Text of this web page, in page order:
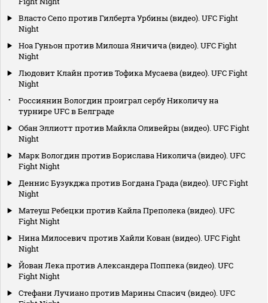
Власто Сепо против Гилберта Урбины (видео). UFC Fight
Night
Ноа Гуньон против Милоша Яничича (видео). UFC Fight
Night
Людовит Клайн против Тофика Мусаева (видео). UFC Fight
Night
Россиянин Вологдин проиграл сербу Николичу на
турнире UFC в Белграде
Обан Эллиотт против Майкла Оливейры (видео). UFC Fight
Night
Марк Вологдин против Борислава Николича (видео). UFC
Fight Night
Деннис Бузукджа против Богдана Града (видео). UFC Fight
Night
Матеуш Ребецки против Кайла Преполека (видео). UFC
Fight Night
Нина Милосевич против Хайли Кован (видео). UFC Fight
Night
Йован Лека против Александера Поппека (видео). UFC
Fight Night
Стефани Лучиано против Марины Спасич (видео). UFC